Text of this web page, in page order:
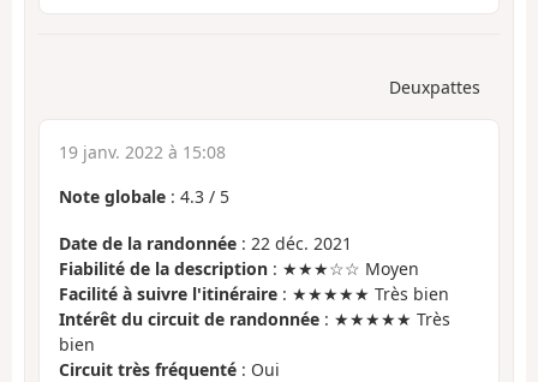
Deuxpattes
19 janv. 2022 à 15:08
Note globale : 4.3 / 5
Date de la randonnée : 22 déc. 2021
Fiabilité de la description : ★★★☆☆ Moyen
Facilité à suivre l'itinéraire : ★★★★★ Très bien
Intérêt du circuit de randonnée : ★★★★★ Très
bien
Circuit très fréquenté : Oui